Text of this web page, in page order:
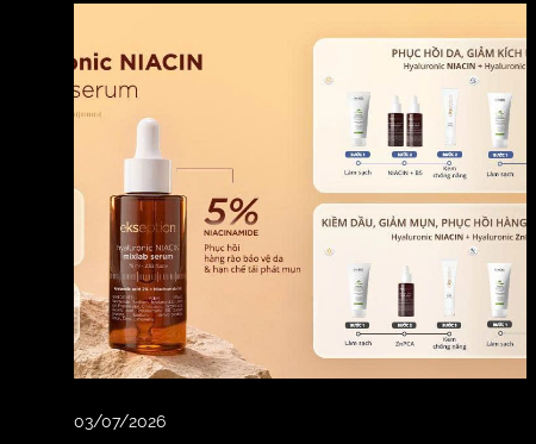
03/07/2026